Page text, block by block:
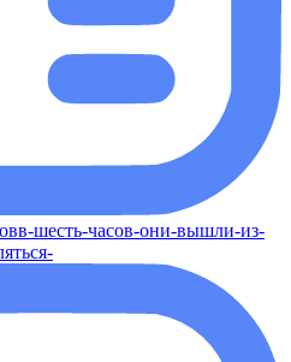
шесть-часов-они-вышли-из-